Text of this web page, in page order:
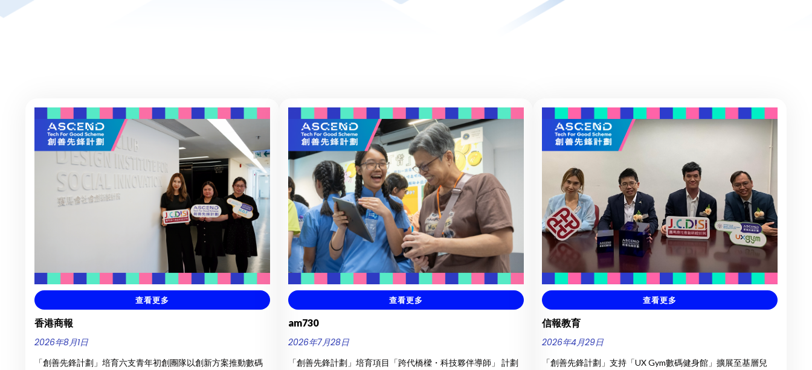
查看更多
香港商報
2026年8月1日
「創善先鋒計劃」培育六支青年初創團隊以創新方案推動數碼
查看更多
am730
2026年7月28日
「創善先鋒計劃」培育項目「跨代橋樑・科技夥伴導師」 計劃
查看更多
信報教育
2026年4月29日
「創善先鋒計劃」支持「UX Gym數碼健身館」擴展至基層兒